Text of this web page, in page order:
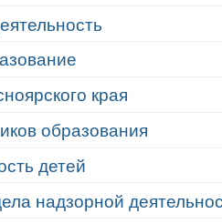
края
образования
детей
надзорной